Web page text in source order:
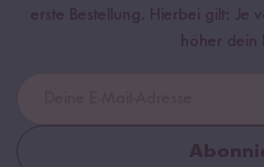
erste Bestellung. Hierbei gilt: Je
höher dein